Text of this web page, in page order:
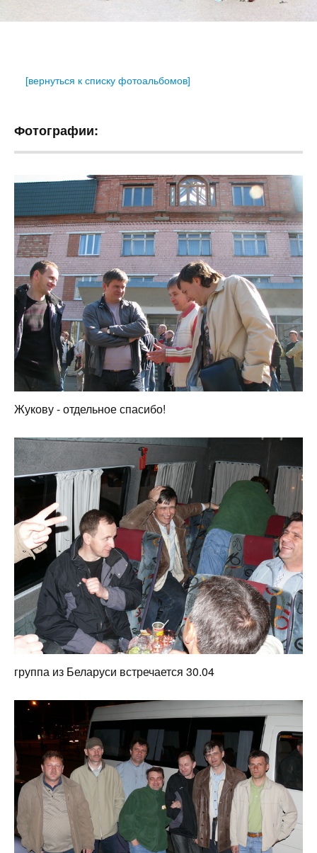
[вернуться к списку фотоальбомов]
Фотографии:
Жукову - отдельное спасибо!
группа из Беларуси встречается 30.04